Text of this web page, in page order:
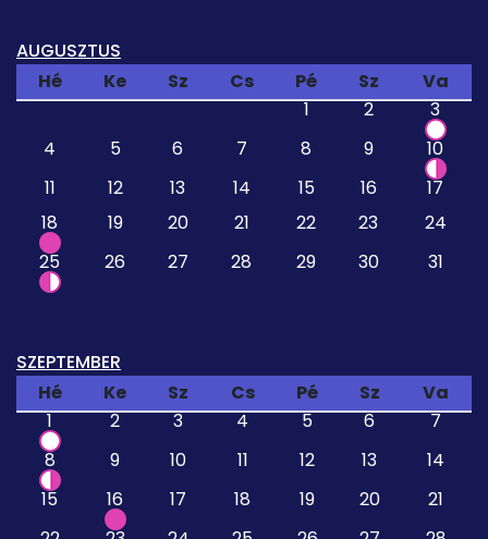
AUGUSZTUS
Hé
Ke Sz Cs Pé Sz
Va
1
2
3
4
5 6 7 8 9
10
11
12 13 14 15 16
17
18
19 20 21 22 23
24
25
26 27 28 29 30 31
SZEPTEMBER
Hé
Ke Sz Cs Pé Sz
Va
1
2 3 4 5 6
7
8
9 10 11 12 13
14
15
16 17 18 19 20
21